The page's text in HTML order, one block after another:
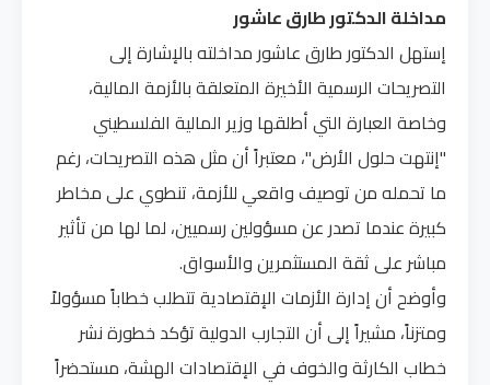
مداخلة الدكتور طارق عاشور
إستهل الدكتور طارق عاشور مداخلته بالإشارة إلى
التصريحات الرسمية الأخيرة المتعلقة بالأزمة المالية،
وخاصة العبارة التي أطلقها وزير المالية الفلسطيني
"إنتهت حلول الأرض"، معتبراً أن مثل هذه التصريحات، رغم
ما تحمله من توصيف واقعي للأزمة، تنطوي على مخاطر
كبيرة عندما تصدر عن مسؤولين رسميين، لما لها من تأثير
مباشر على ثقة المستثمرين والأسواق.
وأوضح أن إدارة الأزمات الإقتصادية تتطلب خطاباً مسؤولاً
ومتزناً، مشيراً إلى أن التجارب الدولية تؤكد خطورة نشر
خطاب الكارثة والخوف في الإقتصادات الهشة، مستحضراً